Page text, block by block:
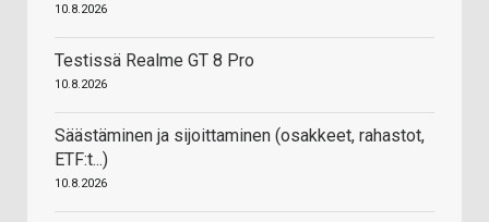
10.8.2026
Testissä Realme GT 8 Pro
10.8.2026
Säästäminen ja sijoittaminen (osakkeet, rahastot,
ETF:t...)
10.8.2026